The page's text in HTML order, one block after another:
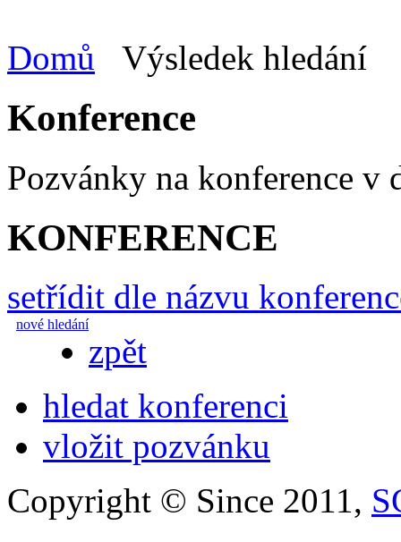
Domů Výsledek hledání
Konference
Pozvánky na konference v
KONFERENCE
setřídit dle názvu
nové hledání
zpět
hledat konferenci
vložit pozvánku
Copyright © Since 2011,